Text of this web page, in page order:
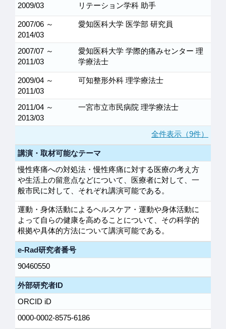
2009/03
リテーション学科 助手
2007/06 ～
2014/03
愛知医科大学 医学部 研究員
2007/07 ～
2011/03
愛知医科大学 学際的痛みセンター 理
学療法士
2009/04 ～
2011/03
可知整形外科 理学療法士
2011/04 ～
2013/03
一宮市立市民病院 理学療法士
全件表示（9件）
講演・取材可能なテーマ
慢性疼痛への対処法・慢性疼痛に対する医療の考え方
や生活上の留意点などについて、医療者に対して、一
般市民に対して、それぞれ講演可能である。
運動・身体活動によるヘルスケア・運動や身体活動に
よって自らの健康を高めることについて、その科学的
根拠や具体的方法について講演可能である。
e-Rad研究者番号
90460550
外部研究者ID
ORCID iD
0000-0002-8575-6186